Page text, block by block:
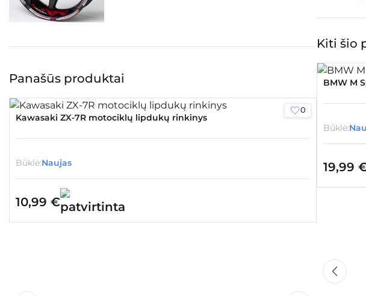
Panašūs produktai
0
Kawasaki ZX-7R motociklų lipdukų rinkinys
Būklė:Naujas
10,99 €
Kiti šio
BMW M
Būklė:
19,99